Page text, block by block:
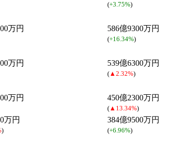
(+3.75%)
万円 586億9300万円
(+16.34%)
万円 539億6300万円
(▲2.32%)
万円 450億2300万円
(▲13.34%)
万円
)
384億9500万円
(+6.96%)